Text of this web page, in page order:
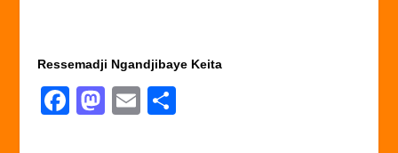
Ressemadji Ngandjibaye Keita
F
M
E